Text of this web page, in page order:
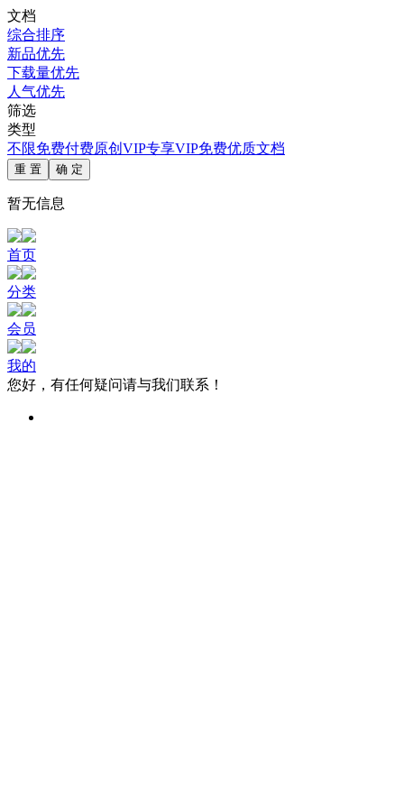
文档
综合排序
新品优先
下载量优先
人气优先
筛选
类型
不限免费付费原创 VIP专享VIP免费优质文档
重 置 确 定
暂无信息
首页
分类
会员
我的
您好，有任何疑问请与我们联系！